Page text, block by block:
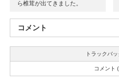
ら椎茸が出てきました。
コメント
トラックバ
コメント